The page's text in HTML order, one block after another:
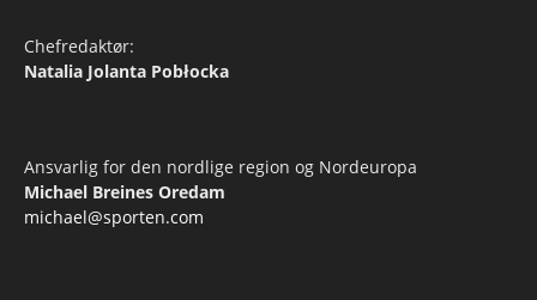
Chefredaktør:
Natalia Jolanta Pobłocka
Ansvarlig for den nordlige region og Nordeuropa
Michael Breines Oredam
michael@sporten.com